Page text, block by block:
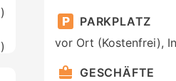
)
)
PARKPLATZ
vor Ort (Kostenfrei),
GESCHÄFTE